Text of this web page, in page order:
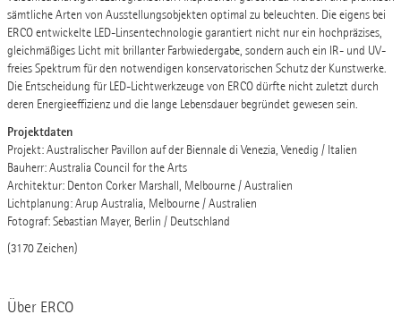
sämtliche Arten von Ausstellungsobjekten optimal zu beleuchten. Die eigens bei
ERCO entwickelte LED-Linsentechnologie garantiert nicht nur ein hochpräzises,
gleichmäßiges Licht mit brillanter Farbwiedergabe, sondern auch ein IR- und UV-
freies Spektrum für den notwendigen konservatorischen Schutz der Kunstwerke.
Die Entscheidung für LED-Lichtwerkzeuge von ERCO dürfte nicht zuletzt durch
deren Energieeffizienz und die lange Lebensdauer begründet gewesen sein.
Projektdaten
Projekt: Australischer Pavillon auf der Biennale di Venezia, Venedig / Italien
Bauherr: Australia Council for the Arts
Architektur: Denton Corker Marshall, Melbourne / Australien
Lichtplanung: Arup Australia, Melbourne / Australien
Fotograf: Sebastian Mayer, Berlin / Deutschland
(3170 Zeichen)
Über ERCO